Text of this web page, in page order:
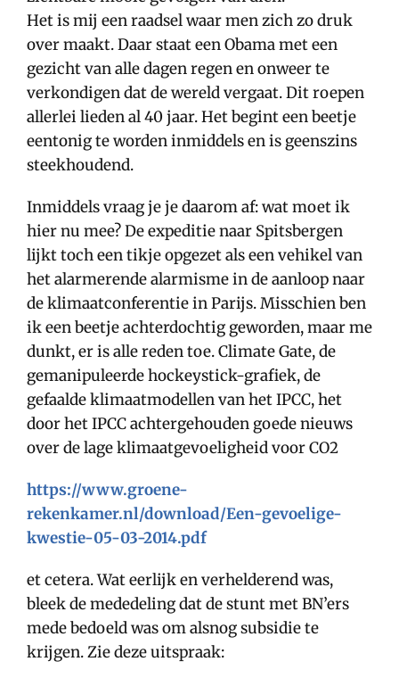
Het is mij een raadsel waar men zich zo druk
over maakt. Daar staat een Obama met een
gezicht van alle dagen regen en onweer te
verkondigen dat de wereld vergaat. Dit roepen
allerlei lieden al 40 jaar. Het begint een beetje
eentonig te worden inmiddels en is geenszins
steekhoudend.
Inmiddels vraag je je daarom af: wat moet ik
hier nu mee? De expeditie naar Spitsbergen
lijkt toch een tikje opgezet als een vehikel van
het alarmerende alarmisme in de aanloop naar
de klimaatconferentie in Parijs. Misschien ben
ik een beetje achterdochtig geworden, maar me
dunkt, er is alle reden toe. Climate Gate, de
gemanipuleerde hockeystick-grafiek, de
gefaalde klimaatmodellen van het IPCC, het
door het IPCC achtergehouden goede nieuws
over de lage klimaatgevoeligheid voor CO2
https://www.groene-
rekenkamer.nl/download/Een-gevoelige-
kwestie-05-03-2014.pdf
et cetera. Wat eerlijk en verhelderend was,
bleek de mededeling dat de stunt met BN’ers
mede bedoeld was om alsnog subsidie te
krijgen. Zie deze uitspraak: